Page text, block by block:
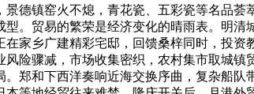
德镇窑火不熄，青花瓷、五彩瓷等名品
。贸易的繁荣是经济变化的晴雨表。明
家乡广建精彩宅邸，回馈桑梓同时，投
险骤减，市场收集密织，农村集市取城
郑和下西洋奏响近海交换序曲，复杂船